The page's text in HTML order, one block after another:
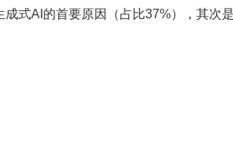
式AI的首要原因（占比37%），其次是